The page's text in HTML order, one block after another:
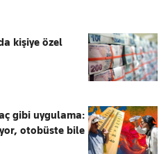
kişiye özel
gibi uygulama:
otobüste bile